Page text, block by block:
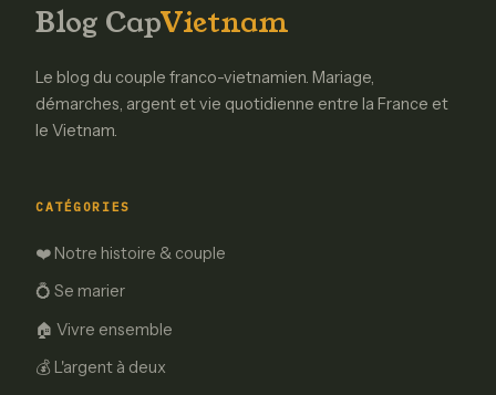
Blog CapVietnam
Le blog du couple franco-vietnamien. Mariage,
démarches, argent et vie quotidienne entre la France et
le Vietnam.
CATÉGORIES
❤️ Notre histoire & couple
💍 Se marier
🏠 Vivre ensemble
💰 L'argent à deux